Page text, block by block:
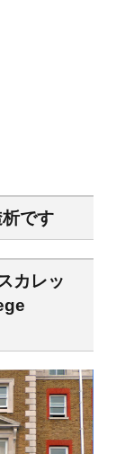
です
カレッ